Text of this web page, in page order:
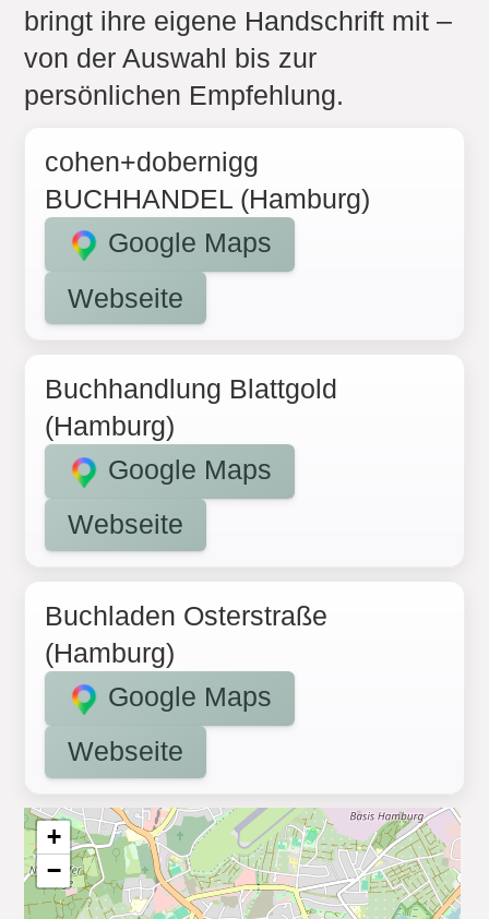
bringt ihre eigene Handschrift mit –
von der Auswahl bis zur
persönlichen Empfehlung.
cohen+dobernigg
BUCHHANDEL (Hamburg)
Google Maps
Webseite
Buchhandlung Blattgold
(Hamburg)
Google Maps
Webseite
Buchladen Osterstraße
(Hamburg)
Google Maps
Webseite
+
−